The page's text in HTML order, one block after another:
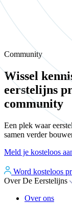
Community
Wissel
eerstelijns
community
Een plek waar
samen verder
Meld je kosteloos
Word kosteloos
Over De Eerstelijns
Over ons